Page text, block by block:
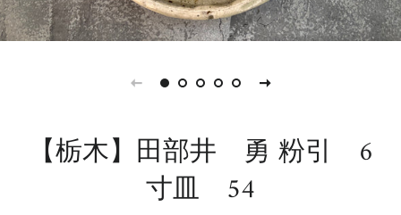
【栃木】田部井 勇 粉引 6
寸皿 54